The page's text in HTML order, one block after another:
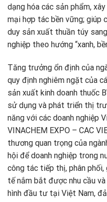
dạng hóa các sản phẩm,
mại hợp tác bền vững; giúp
duy sản xuất thuần túy
nghiệp theo hướng “xanh,
Tăng trưởng ổn định của
quy định nghiêm ngặt của
sản xuất kinh doanh thuốc
sử dụng và phát triển thị
năng với các doanh nghiệp
VINACHEM EXPO – CAC
thương quan trọng của
hội để doanh nghiệp trong
công tác tiếp thị, phân
tế nắm bắt được nhu cầu
hình đầu tư tại Việt Nam,